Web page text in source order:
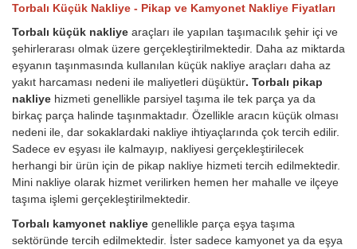
Torbalı Küçük Nakliye - Pikap ve Kamyonet Nakliye Fiyatları
Torbalı küçük nakliye araçları ile yapılan taşımacılık şehir içi ve
şehirlerarası olmak üzere gerçekleştirilmektedir. Daha az miktarda
eşyanın taşınmasında kullanılan küçük nakliye araçları daha az
yakıt harcaması nedeni ile maliyetleri düşüktür. Torbalı pikap
nakliye hizmeti genellikle parsiyel taşıma ile tek parça ya da
birkaç parça halinde taşınmaktadır. Özellikle aracın küçük olması
nedeni ile, dar sokaklardaki nakliye ihtiyaçlarında çok tercih edilir.
Sadece ev eşyası ile kalmayıp, nakliyesi gerçekleştirilecek
herhangi bir ürün için de pikap nakliye hizmeti tercih edilmektedir.
Mini nakliye olarak hizmet verilirken hemen her mahalle ve ilçeye
taşıma işlemi gerçekleştirilmektedir.
Torbalı kamyonet nakliye genellikle parça eşya taşıma
sektöründe tercih edilmektedir. İster sadece kamyonet ya da eşya